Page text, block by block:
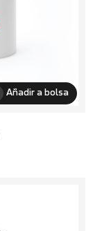
Añadir a bolsa